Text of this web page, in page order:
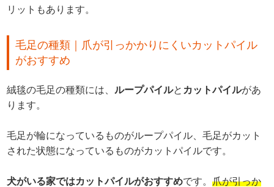
リットもあります。
毛足の種類｜爪が引っかかりにくいカットパイル
がおすすめ
絨毯の毛足の種類には、 ループパイルと カットパイルがあ
ります。
毛足が輪になっているものがループパイル、毛足がカット
された状態になっているものがカットパイルです。
犬がいる家ではカットパイルがおすすめです。爪が引っか